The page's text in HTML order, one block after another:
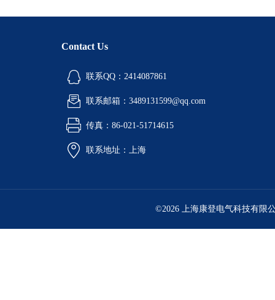
Contact Us
联系QQ：2414087861
联系邮箱：3489131599@qq.com
传真：86-021-51714615
联系地址：上海
©2026 上海康登电气科技有限